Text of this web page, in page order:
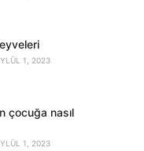
1, 2023
çocuğa nasıl
1, 2023